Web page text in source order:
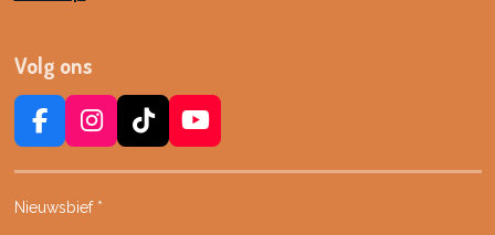
Volg ons
F
c
e
I
s
t
T
k
Y
u
Nieuwsbief *